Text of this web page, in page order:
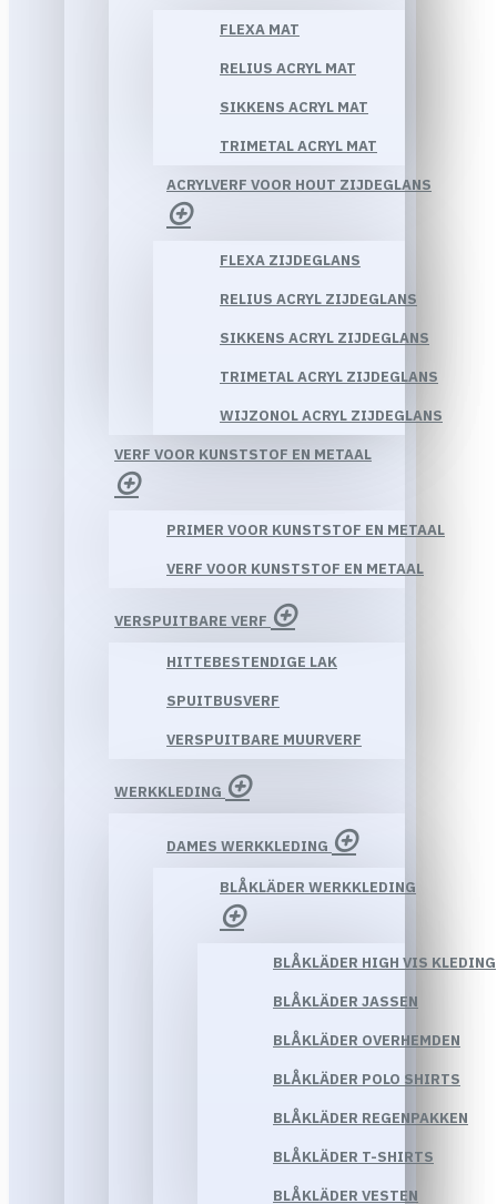
FLEXA MAT
RELIUS ACRYL MAT
SIKKENS ACRYL MAT
TRIMETAL ACRYL MAT
ACRYLVERF VOOR HOUT ZIJDEGLANS
FLEXA ZIJDEGLANS
RELIUS ACRYL ZIJDEGLANS
SIKKENS ACRYL ZIJDEGLANS
TRIMETAL ACRYL ZIJDEGLANS
WIJZONOL ACRYL ZIJDEGLANS
VERF VOOR KUNSTSTOF EN METAAL
PRIMER VOOR KUNSTSTOF EN METAAL
VERF VOOR KUNSTSTOF EN METAAL
VERSPUITBARE VERF
HITTEBESTENDIGE LAK
SPUITBUSVERF
VERSPUITBARE MUURVERF
WERKKLEDING
DAMES WERKKLEDING
BLÅKLÄDER WERKKLEDING
BLÅKLÄDER HIGH VIS KLEDING
BLÅKLÄDER JASSEN
BLÅKLÄDER OVERHEMDEN
BLÅKLÄDER POLO SHIRTS
BLÅKLÄDER REGENPAKKEN
BLÅKLÄDER T-SHIRTS
BLÅKLÄDER VESTEN